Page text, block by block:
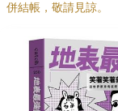
併結帳，敬請見諒。